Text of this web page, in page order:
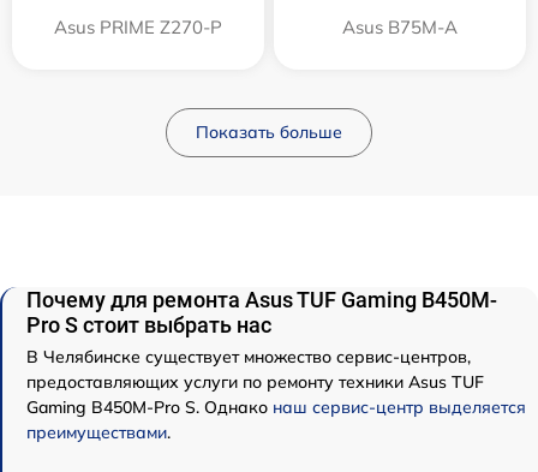
Asus PRIME Z270-P Asus B75M-A
Показать больше
Почему для ремонта Asus TUF Gaming B450M-
Pro S стоит выбрать нас
В Челябинске существует множество сервис-центров,
предоставляющих услуги по ремонту техники Asus TUF
Gaming B450M-Pro S. Однако наш сервис-центр выделяется
преимуществами.